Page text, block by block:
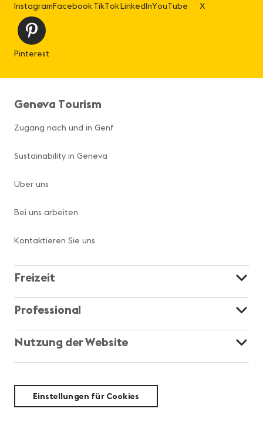
InstagramFacebookTikTokLinkedInYouTube X
Pinterest
Geneva Tourism
Zugang nach und in Genf
Sustainability in Geneva
Über uns
Bei uns arbeiten
Kontaktieren Sie uns
Freizeit
Professional
Nutzung der Website
Einstellungen für Cookies